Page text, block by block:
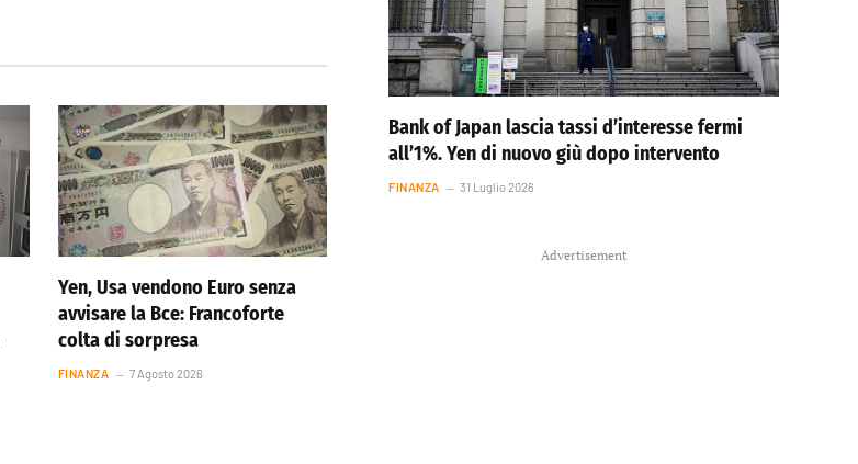
Yen, Usa vendono Euro senza
avvisare la Bce: Francoforte
colta di sorpresa
FINANZA 7 Agosto 2026
Bank of Japan lascia tassi d’interesse fermi
all’1%. Yen di nuovo giù dopo intervento
FINANZA 31 Luglio 2026
Advertisement